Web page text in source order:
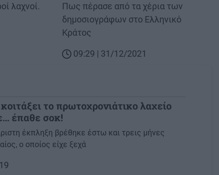
λαχνοί. Body
Πως πέρασε από τα χέρια των
δημοσιογράφων στο Ελληνικό
Κράτος
09:29 | 31/12/2021
το πρωτοχρονιάτικο λαχείο
έπαθε σοκ!
έκπληξη βρέθηκε έστω και τρεις μήνες
ο οποίος είχε ξεχά